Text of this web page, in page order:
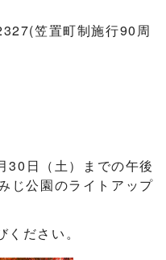
笠置町制施行90周
30日（土）までの午後
じ公園のライトアップ
ださい。